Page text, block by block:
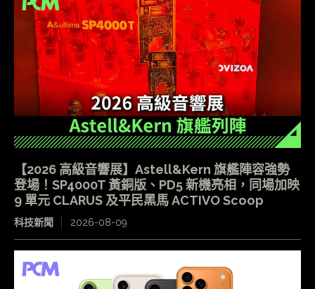
【2026 高級音響展】Astell&Kern 旗艦陣容強勢
登場！SP4000T 黃銅版、PD5 新機亮相，同場加映
9 單元 CLARUS 及平民黑馬 ACTIVO Scoop
科技新聞 2026-08-09